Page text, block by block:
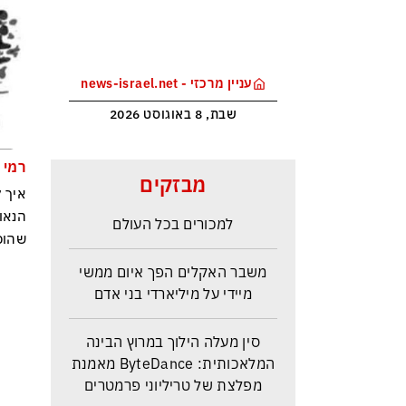
עניין מרכזי - news-israel.net
שבת, 8 באוגוסט 2026
מבזקים
הקולומביאני ייקר את הקוקאין
למכורים בכל העולם
משבר האקלים הפך איום ממשי
מיידי על מיליארדי בני אדם
סין מעלה הילוך במרוץ הבינה
המלאכותית: ByteDance מאמנת
מפלצת של טריליוני פרמטרים